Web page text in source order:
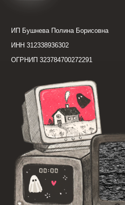
*запрещённая на территории Российской